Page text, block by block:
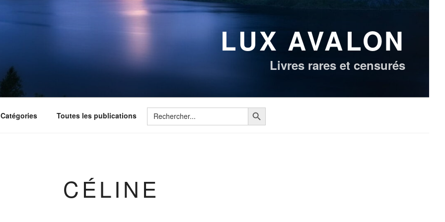
LUX AVALON
Livres rares et censurés
Catégories Toutes les publications Search
for:
Search Button
CÉLINE